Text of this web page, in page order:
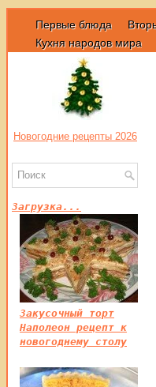
Первые блюда
Кухня народов мира
Новогодние рецепты 2026
Загрузка...
Закусочный торт
Наполеон рецепт к
новогоднему столу